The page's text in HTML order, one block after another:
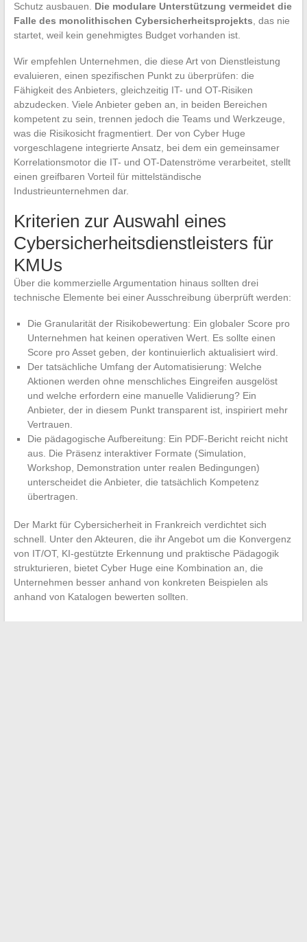
Schutz ausbauen. Die modulare Unterstützung vermeidet die
Falle des monolithischen Cybersicherheitsprojekts, das nie
startet, weil kein genehmigtes Budget vorhanden ist.
Wir empfehlen Unternehmen, die diese Art von Dienstleistung
evaluieren, einen spezifischen Punkt zu überprüfen: die
Fähigkeit des Anbieters, gleichzeitig IT- und OT-Risiken
abzudecken. Viele Anbieter geben an, in beiden Bereichen
kompetent zu sein, trennen jedoch die Teams und Werkzeuge,
was die Risikosicht fragmentiert. Der von Cyber Huge
vorgeschlagene integrierte Ansatz, bei dem ein gemeinsamer
Korrelationsmotor die IT- und OT-Datenströme verarbeitet, stellt
einen greifbaren Vorteil für mittelständische
Industrieunternehmen dar.
Kriterien zur Auswahl eines
Cybersicherheitsdienstleisters für
KMUs
Über die kommerzielle Argumentation hinaus sollten drei
technische Elemente bei einer Ausschreibung überprüft werden:
Die Granularität der Risikobewertung: Ein globaler Score pro
Unternehmen hat keinen operativen Wert. Es sollte einen
Score pro Asset geben, der kontinuierlich aktualisiert wird.
Der tatsächliche Umfang der Automatisierung: Welche
Aktionen werden ohne menschliches Eingreifen ausgelöst
und welche erfordern eine manuelle Validierung? Ein
Anbieter, der in diesem Punkt transparent ist, inspiriert mehr
Vertrauen.
Die pädagogische Aufbereitung: Ein PDF-Bericht reicht nicht
aus. Die Präsenz interaktiver Formate (Simulation,
Workshop, Demonstration unter realen Bedingungen)
unterscheidet die Anbieter, die tatsächlich Kompetenz
übertragen.
Der Markt für Cybersicherheit in Frankreich verdichtet sich
schnell. Unter den Akteuren, die ihr Angebot um die Konvergenz
von IT/OT, KI-gestützte Erkennung und praktische Pädagogik
strukturieren, bietet Cyber Huge eine Kombination an, die
Unternehmen besser anhand von konkreten Beispielen als
anhand von Katalogen bewerten sollten.